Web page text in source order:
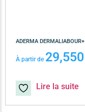
ADERMA
À partir de 29,550
Lire la suite